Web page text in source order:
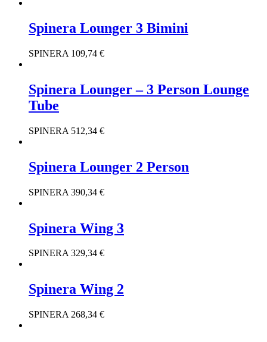
Spinera Lounger 3 Bimini
SPINERA 109,74 €
Spinera Lounger – 3 Person Lounge
Tube
SPINERA 512,34 €
Spinera Lounger 2 Person
SPINERA 390,34 €
Spinera Wing 3
SPINERA329,34 €
Spinera Wing 2
SPINERA 268,34 €